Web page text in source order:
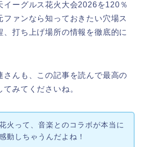
イーグルス花火大会2026を120％
ファンなら知っておきたい穴場ス
、打ち上げ場所の情報を徹底的に
さんも、この記事を読んで最高の
みてくださいね。
火って、音楽とのコラボが本当に
動しちゃうんだよね！